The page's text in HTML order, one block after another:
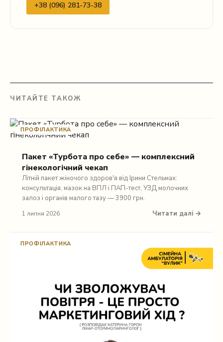
+38 (096) 281-73-38
ЧИТАЙТЕ ТАКОЖ
ПРОФІЛАКТИКА
Пакет «Турбота про себе» — комплексний
гінекологічний чекап
Літній пакет жіночого здоров'я від Ірини Стельмах:
консультація, мазок на ВПЛ і ПАП-тест, УЗД молочних
залоз і органів малого тазу — 3900 грн.
1 липня 2026 Читати далі →
ПРОФІЛАКТИКА